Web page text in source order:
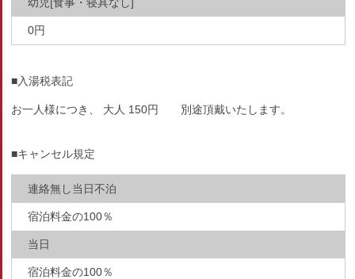
0円
■入湯税表記
お一人様につき、 大人 150円 別途頂戴いたします。
■キャンセル規定
連絡無し当日不泊
宿泊料金の100％
当日
宿泊料金の100％